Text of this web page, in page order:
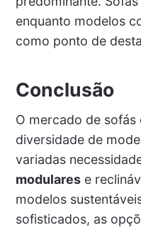
enquanto modelos
como ponto de
Conclusão
O mercado de
diversidade de
variadas
modularese
modelos
sofisticados, as